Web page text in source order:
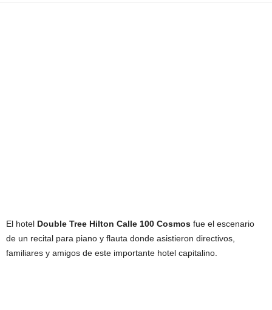
El hotel Double Tree Hilton Calle 100 Cosmos fue el escenario
de un recital para piano y flauta donde asistieron directivos,
familiares y amigos de este importante hotel capitalino.